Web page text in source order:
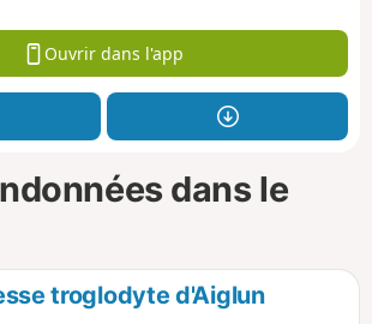
Ouvrir dans l'app
dans le
troglodyte d'Aiglun